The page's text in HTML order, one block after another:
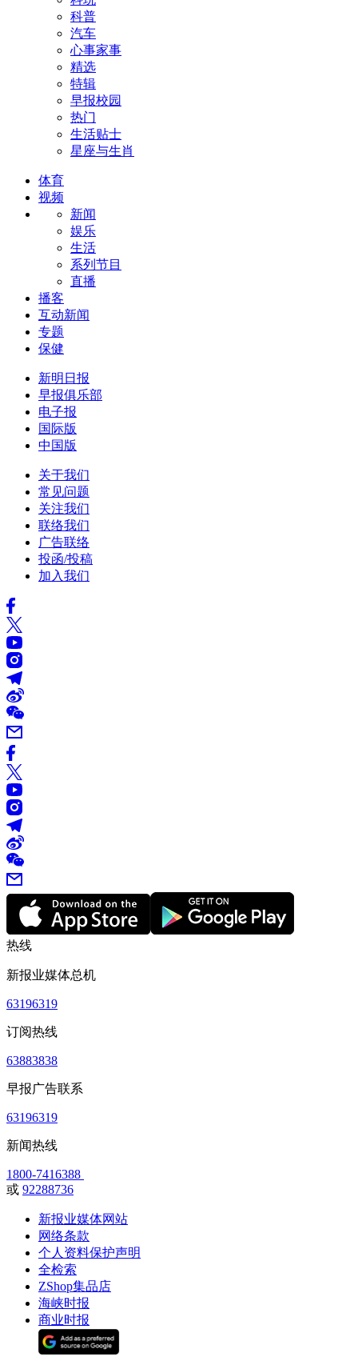
科普
汽车
心事家事
精选
特辑
早报校园
热门
生活贴士
星座与生肖
体育
视频
新闻
娱乐
生活
系列节目
直播
播客
互动新闻
专题
保健
新明日报
早报俱乐部
电子报
国际版
中国版
关于我们
常见问题
关注我们
联络我们
广告联络
投函/投稿
加入我们
热线
新报业媒体总机
63196319
订阅热线
63883838
早报广告联系
63196319
新闻热线
1800-7416388
或 92288736
新报业媒体网站
网络条款
个人资料保护声明
全检索
ZShop集品店
海峡时报
商业时报